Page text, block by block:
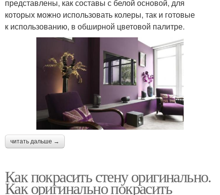
представлены, как составы с белой основой, для
которых можно использовать колеры, так и готовые
к использованию, в обширной цветовой палитре.
читать дальше →
Как покрасить стену оригинально.
Как оригинально покрасить